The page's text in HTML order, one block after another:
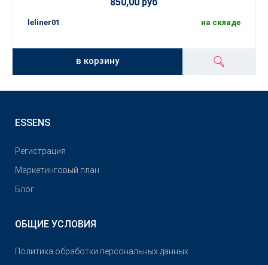
850,00 руб
leliner01 на складе
в корзину
ESSENS
Pегистрация
Маркетинговый план
Блог
ОБЩИЕ УСЛОВИЯ
Политика обработки персональных данных